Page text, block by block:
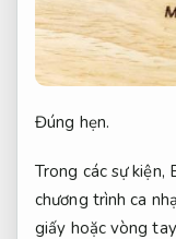
Đúng hẹn.
Trong các sự kiện,
chương trình ca
giấy hoặc vòng